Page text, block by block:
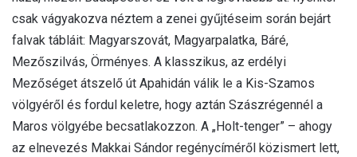
csak vágyakozva néztem a zenei gyűjtéseim során bejárt
falvak tábláit: Magyarszovát, Magyarpalatka, Báré,
Mezőszilvás, Örményes. A klasszikus, az erdélyi
Mezőséget átszelő út Apahidán válik le a Kis-Szamos
völgyéről és fordul keletre, hogy aztán Szászrégennél a
Maros völgyébe becsatlakozzon. A „Holt-tenger” – ahogy
az elnevezés Makkai Sándor regénycíméről közismert lett,